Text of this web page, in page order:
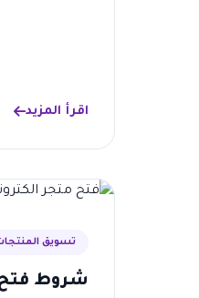
اقرأ المزيد
تسويق
شروط فتح